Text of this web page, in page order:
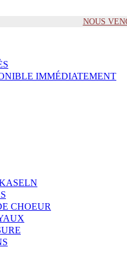
NOUS
IMMÉDIATEMENT
CHOEUR